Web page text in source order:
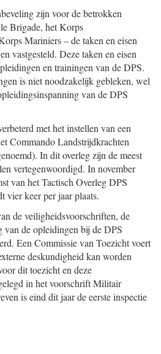
zijn voor de betrokken
Brigade, het Korps
Mariniers – de taken en eisen
vastgesteld. Deze taken en eisen
en trainingen van de DPS.
is niet noodzakelijk gebleken, wel
van de DPS
met het instellen van een
Commando Landstrijdkrachten
In dit overleg zijn de meest
vertegenwoordigd. In november
van het Tactisch Overleg DPS
vier keer per jaar plaats.
de veiligheidsvoorschriften, de
van de opleidingen bij de DPS
Een Commissie van Toezicht voert
deskundigheid kan worden
dit toezicht en deze
in het voorschrift Militair
is eind dit jaar de eerste inspectie